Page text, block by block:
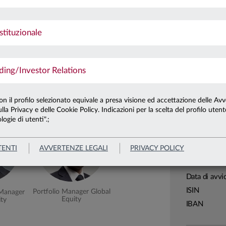
Investor Relations
il profilo selezionato equivale a presa visione ed accettazione delle
Privacy e delle Cookie Policy. Indicazioni per la scelta del profilo
di utenti".;
AVVERTENZE LEGALI PRIVACY POLICY
Linea
Sistema
Categoria
Data di
ISIN
IBAN
con un indice o un paniere di
Andrea Chiappini
Portfolio Manager Global
Equity